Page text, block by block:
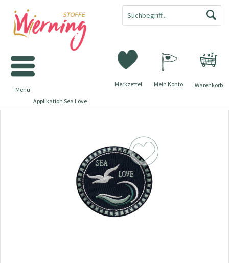
Warenkorb
Merkzettel Mein Konto
Menü
Applikation Sea Love